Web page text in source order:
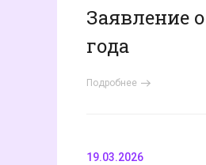
Заявление
года
Подробнее
19.03.2026